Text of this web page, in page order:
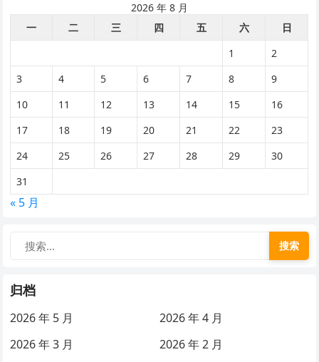
2026 年 8 月
一
二 三 四 五 六
日
1
2
3
4 5 6 7 8
9
10
11 12 13 14 15
16
17
18 19 20 21 22
23
24
25 26 27 28 29
30
31
« 5 月
搜索
归档
2026 年 5 月
2026 年 4 月
2026 年 3 月
2026 年 2 月